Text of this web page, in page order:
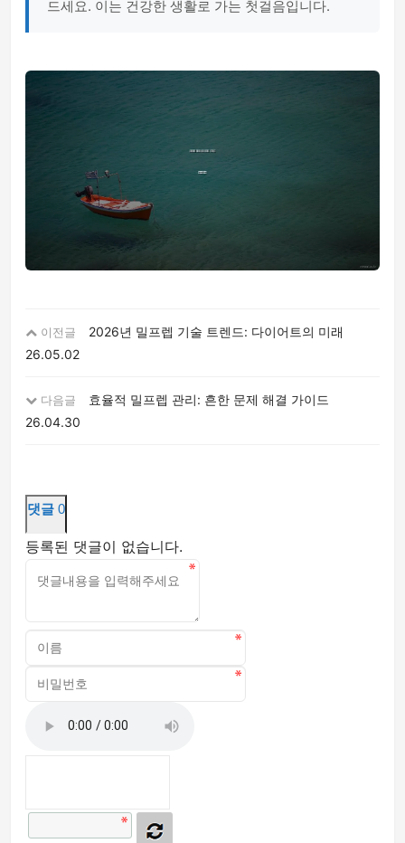
드세요. 이는 건강한 생활로 가는 첫걸음입니다.
이전글
2026년 밀프렙 기술 트렌드: 다이어트의 미래
26.05.02
다음글
효율적 밀프렙 관리: 흔한 문제 해결 가이드
26.04.30
댓글 0
등록된 댓글이 없습니다.